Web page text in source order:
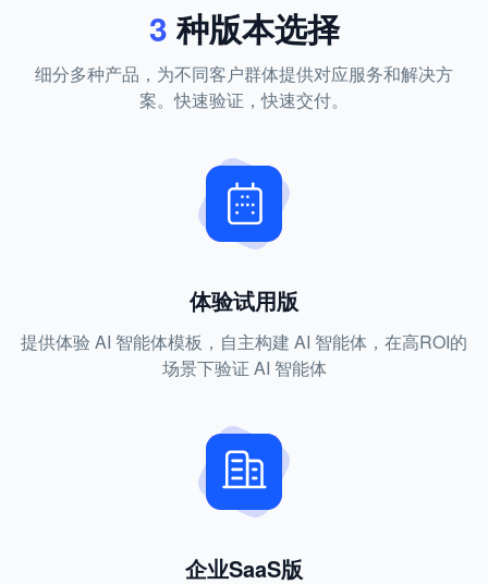
3 种版本选择
细分多种产品，为不同客户群体提供对应服务和解决方
案。快速验证，快速交付。
体验试用版
提供体验 AI 智能体模板，自主构建 AI 智能体，在高ROI的
场景下验证 AI 智能体
企业SaaS版